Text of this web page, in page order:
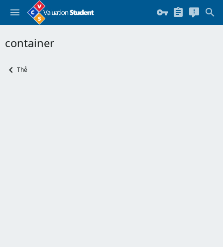
container
Thẻ